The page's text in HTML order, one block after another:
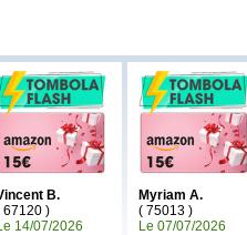
B.
67120 )
14/07/2026
Myriam A.
( 75013 )
Le 07/07/2026